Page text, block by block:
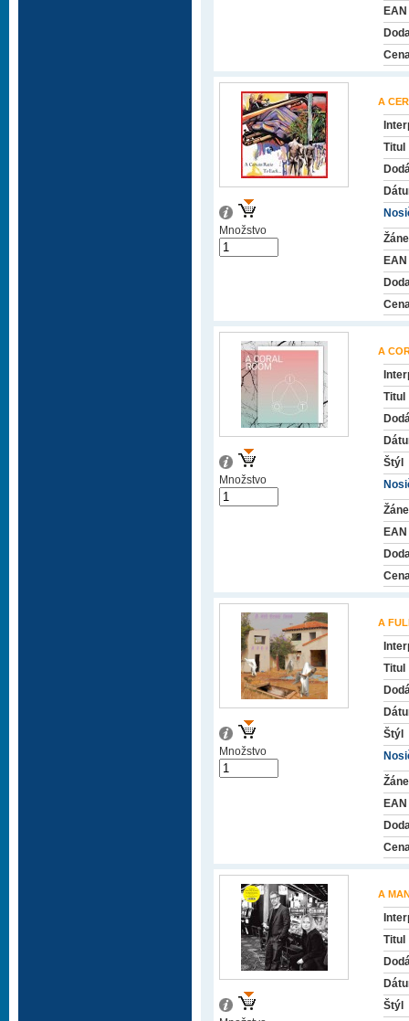
EAN
A
Titul
EAN
Množstvo
A
Titul
Štýl
EAN
Množstvo
A
Titul
Štýl
EAN
Množstvo
A
Titul
Štýl